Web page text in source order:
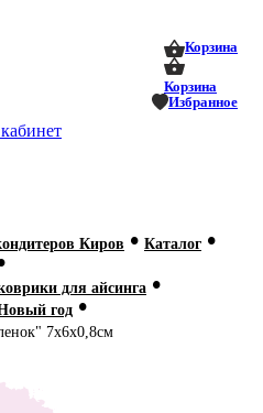
Корзина
Корзина
Избранное
Киров • Каталог •
для айсинга •
год •
7х6х0,8см